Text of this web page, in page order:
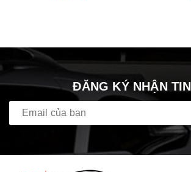
ĐĂNG KÝ NHẬN TIN